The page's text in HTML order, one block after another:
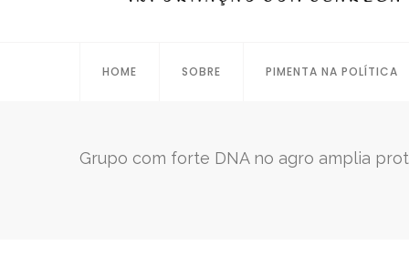
HOME SOBRE PIMENTA NA POLÍTICA
Grupo com forte DNA no agro amplia